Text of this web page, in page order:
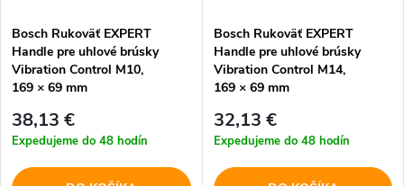
p
r
o
p
r
o
d
Bosch Rukoväť EXPERT
Handle pre uhlové brúsky
Vibration Control M10,
169 × 69 mm
38,13 €
Expedujeme do 48 hodín
Bosch Rukoväť EXPERT
Handle pre uhlové brúsky
Vibration Control M14,
169 × 69 mm
32,13 €
Expedujeme do 48 hodín